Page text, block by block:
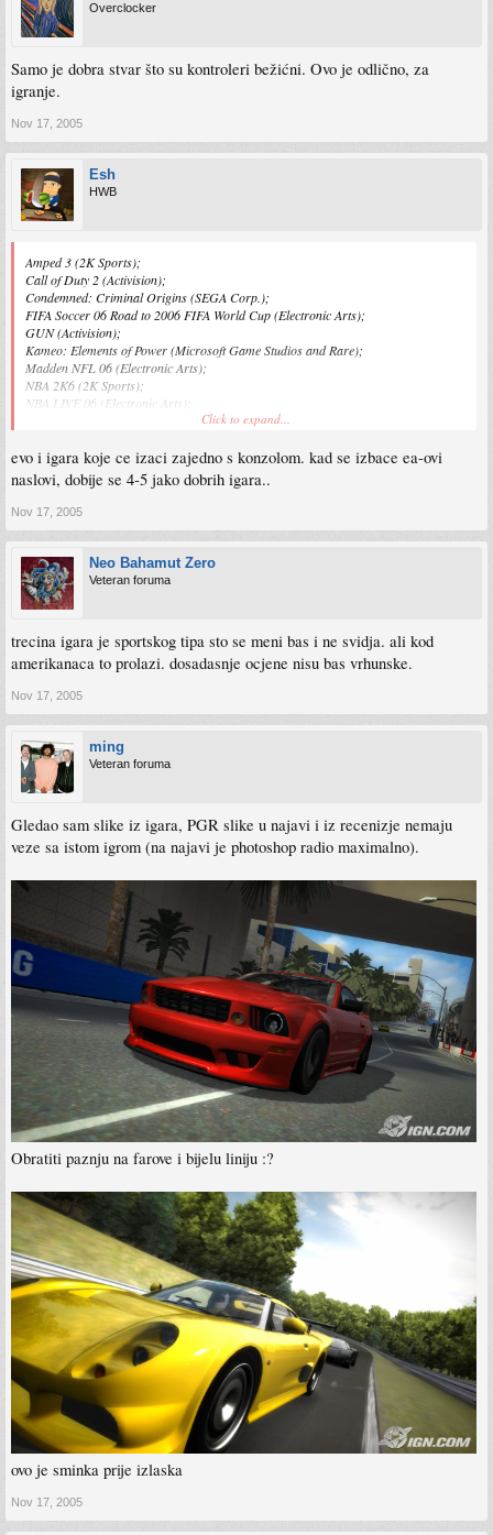
Overclocker
Samo je dobra stvar što su kontroleri bežićni. Ovo je odlično, za
igranje.
Nov 17, 2005
Esh
HWB
Amped 3 (2K Sports);
Call of Duty 2 (Activision);
Condemned: Criminal Origins (SEGA Corp.);
FIFA Soccer 06 Road to 2006 FIFA World Cup (Electronic Arts);
GUN (Activision);
Kameo: Elements of Power (Microsoft Game Studios and Rare);
Madden NFL 06 (Electronic Arts);
NBA 2K6 (2K Sports);
NBA LIVE 06 (Electronic Arts);
Need for Speed Most Wanted (Electronic Arts);
Perfect Dark Zero (Microsoft Game Studios and Rare);
Peter Jackson’s King Kong: The Official Game of the Movie (Ubisoft);
Project Gotham Racing 3 (Microsoft Game Studios and Bizarre Creations);
Quake 4 (id Software and Activision);
Tiger Woods PGA TOUR 06 (Electronic Arts);
Tony Hawk’s American Wasteland (Activision).
Click to expand...
evo i igara koje ce izaci zajedno s konzolom. kad se izbace ea-ovi
naslovi, dobije se 4-5 jako dobrih igara..
Nov 17, 2005
Neo Bahamut Zero
Veteran foruma
trecina igara je sportskog tipa sto se meni bas i ne svidja. ali kod
amerikanaca to prolazi. dosadasnje ocjene nisu bas vrhunske.
Nov 17, 2005
ming
Veteran foruma
Gledao sam slike iz igara, PGR slike u najavi i iz recenizje nemaju
veze sa istom igrom (na najavi je photoshop radio maximalno).
Obratiti paznju na farove i bijelu liniju :?
ovo je sminka prije izlaska
Nov 17, 2005